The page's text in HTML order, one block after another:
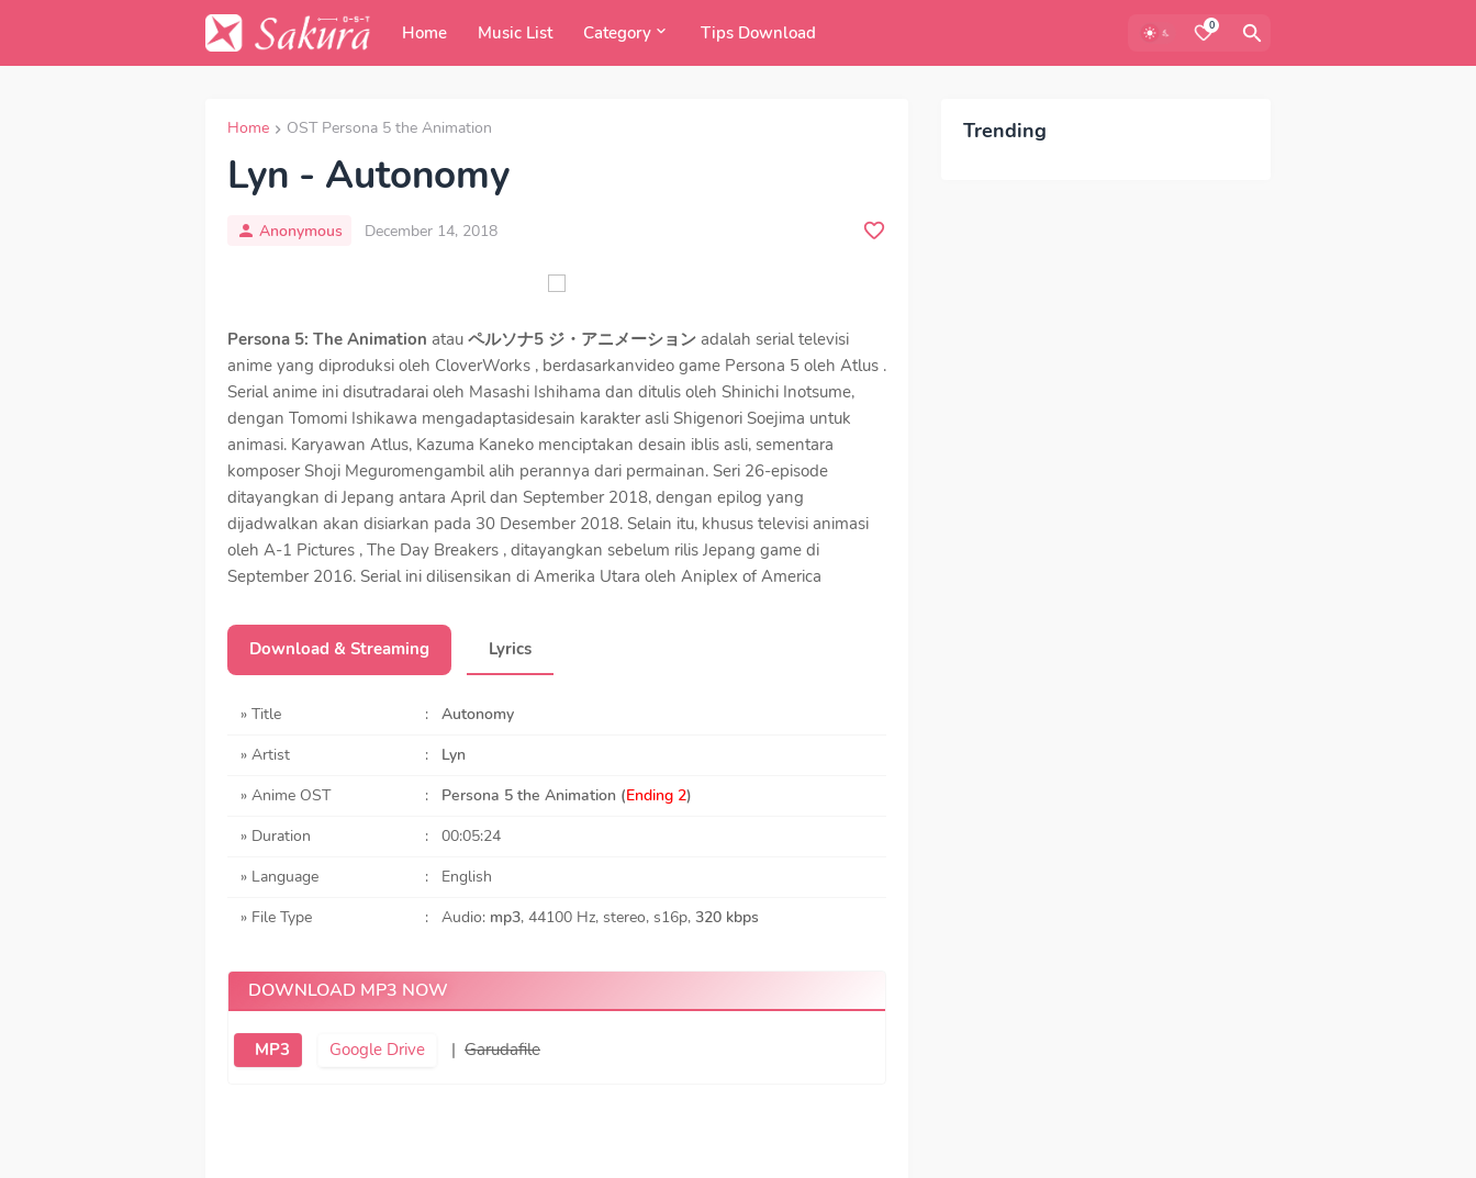
Home Music List Category Tips Download 0
Home OST Persona 5 the Animation
Lyn - Autonomy
Anonymous December 14, 2018
Persona 5: The Animation atau ペルソナ5 ジ・アニメーション adalah serial televisi
anime yang diproduksi oleh CloverWorks , berdasarkanvideo game Persona 5 oleh Atlus .
Serial anime ini disutradarai oleh Masashi Ishihama dan ditulis oleh Shinichi Inotsume,
dengan Tomomi Ishikawa mengadaptasidesain karakter asli Shigenori Soejima untuk
animasi. Karyawan Atlus, Kazuma Kaneko menciptakan desain iblis asli, sementara
komposer Shoji Meguromengambil alih perannya dari permainan. Seri 26-episode
ditayangkan di Jepang antara April dan September 2018, dengan epilog yang
dijadwalkan akan disiarkan pada 30 Desember 2018. Selain itu, khusus televisi animasi
oleh A-1 Pictures , The Day Breakers , ditayangkan sebelum rilis Jepang game di
September 2016. Serial ini dilisensikan di Amerika Utara oleh Aniplex of America
Download & Streaming Lyrics
» Title :
Autonomy
» Artist
:
Lyn
» Anime OST
: Persona 5 the Animation (Ending 2)
» Duration
:
00:05:24
» Language
:
English
» File Type
: Audio: mp3, 44100 Hz, stereo, s16p, 320 kbps
DOWNLOAD MP3 NOW
MP3 Google Drive | Garudafile
Trending